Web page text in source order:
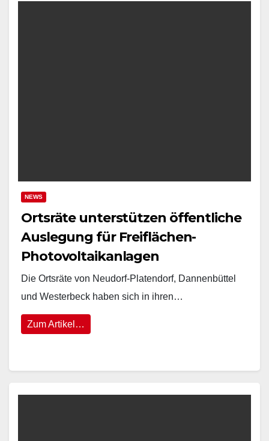
NEWS
Ortsräte unterstützen öffentliche
Auslegung für Freiflächen-
Photovoltaikanlagen
Die Ortsräte von Neudorf-Platendorf, Dannenbüttel
und Westerbeck haben sich in ihren…
Zum Artikel…